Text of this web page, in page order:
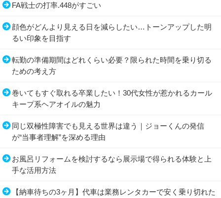
FA戦士の打率.448がすごい
顔色がどんより見える日を減らしたい…トーンアップした明
るい印象を目指す
転勤の準備期間はどれくらい必要？限られた時間を乗り切る
ための考え方
巻いてもすぐ取れる卒業したい！30代女性が惹かれるカール
キープ系ヘアオイルの魅力
同じ双極性障害でも見える世界は違う｜ジョーくんの発信
が“当事者理解”を深める理由
お風呂リフォームを検討するなら展示場で得られる体験と上
手な活用方法
【納車待ちの3ヶ月】代車は業務レンタカーで安く乗り切れた